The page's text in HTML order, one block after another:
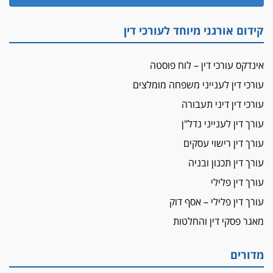
זוכה עורך-דין שהשווה את ברק לסינוואר ואת
מאסר לעורך הדין
פיקטיביות בשם פלסטינים
על המידתיות
ביה"ד המשמעתי ביטל השעיה לצמיתות של
עורכת-דין שהביעה שמחה ב-7 באוקטובר
אשם
עו"ד הלל בבייב הורשע בהונאת עשרות לקוחות,
ההסדר: 7-9 שנות מאסר
דין ומקרקעין
עורך דין ברמת השרון נחקר בחשד למרמה בעסקת
תובעת משטרתית פוטרה בחשד לעישון סמים
שנחשף בפעילות בלשים בטלגרם
קידום אורגני מיוחד לעורכי דין
אינדקס עורכי דין – לוח פוסטה
עורכי דין לענייני משפחה מומלצים
עורכי דין דיני תעבורה
עורך דין לענייני נדל"ן
עורך דין רישוי עסקים
עורך דין תכנון ובניה
עורך דין פלילי
עורך דין פלילי – אסף דוק
מאגר פסקי דין והחלטות
מדורים